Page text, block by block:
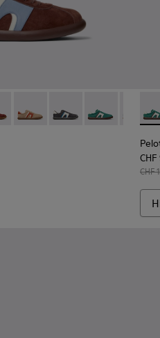
für Herren.
und Leder für Herren.
Sneaker für Herren.aus Nubukleder
Brauner Herrensneaker aus
001 - Weiße Sneaker aus
024 - Mehrfarbige
- K100937-038 -
Soller - K100937-037 -
Pelotas Soller - K100937-
Pelotas Soller -
Pelotas Soller
CHF